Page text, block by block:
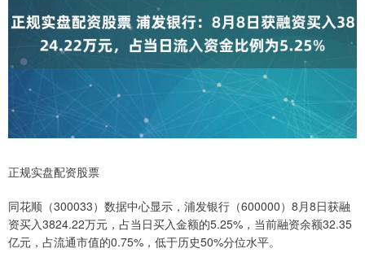
正规实盘配资股票
同花顺（300033）数据中心显示，浦发银行（600000）8月8日获融
资买入3824.22万元，占当日买入金额的5.25%，当前融资余额32.35
亿元，占流通市值的0.75%，低于历史50%分位水平。